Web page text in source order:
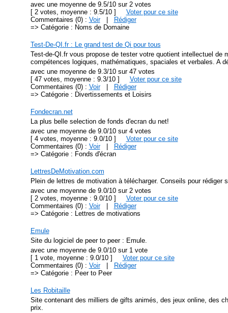
avec une moyenne de 9.5/10 sur 2 votes
[ 2 votes, moyenne : 9.5/10 ]
Voter pour ce site
Commentaires (0) : Voir|
Rédiger
=> Catégorie : Noms de Domaine
Test-De-QI.fr : Le grand test de Qi pour tous
Test-de-QI.fr vous propose de tester votre quotient intellectuel
compétences logiques, mathématiques, spaciales et verbales. A
avec une moyenne de 9.3/10 sur 47 votes
[ 47 votes, moyenne : 9.3/10 ]
Voter pour ce site
Commentaires (0) : Voir|
Rédiger
=> Catégorie : Divertissements et Loisirs
Fondecran.net
La plus belle selection de fonds d'ecran du net!
avec une moyenne de 9.0/10 sur 4 votes
[ 4 votes, moyenne : 9.0/10 ]
Voter pour ce site
Commentaires (0) : Voir|
Rédiger
=> Catégorie : Fonds d'écran
LettresDeMotivation.com
Plein de lettres de motivation à télécharger. Conseils pour rédiger
avec une moyenne de 9.0/10 sur 2 votes
[ 2 votes, moyenne : 9.0/10 ]
Voter pour ce site
Commentaires (0) : Voir|
Rédiger
=> Catégorie : Lettres de motivations
Emule
Site du logiciel de peer to peer : Emule.
avec une moyenne de 9.0/10 sur 1 vote
[ 1 vote, moyenne : 9.0/10 ]
Voter pour ce site
Commentaires (0) : Voir|
Rédiger
=> Catégorie : Peer to Peer
Les Robitaille
Site contenant des milliers de gifts animés, des jeux online, des
prix.